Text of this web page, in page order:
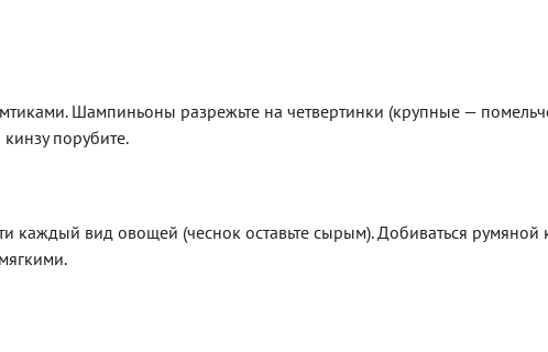
Шампиньоны разрежьте на четвертинки (крупные —
порубите.
каждый вид овощей (чеснок оставьте сырым). Добиваться румяной